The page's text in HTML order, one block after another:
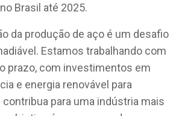
Brasil até 2025.
da produção de aço é um desafio
Estamos trabalhando com
prazo, com investimentos em
e energia renovável para
contribua para uma indústria mais